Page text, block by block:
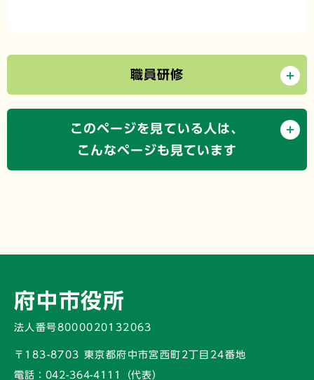
職員研修
このページを見ている人は、
こんなページも見ています
府中市役所
法人番号8000020132063
〒183-8703 東京都府中市宮西町2丁目24番地
電話： 042-364-4111（代表）